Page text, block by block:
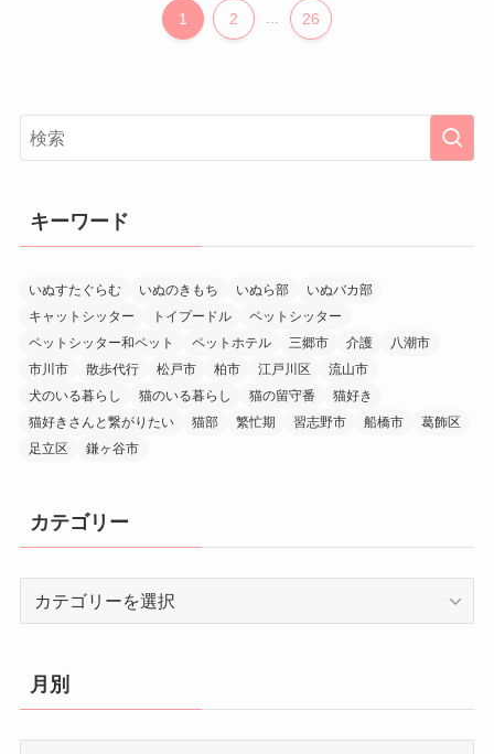
1 2 26
キーワード
いぬすたぐらむ いぬのきもち いぬら部
いぬバカ部
キャットシッター
トイプードル
ペットシッター
ペットシッター和ペット
ペットホテル 三郷市 介護
八潮市
市川市
散歩代行 松戸市 柏市 江戸川区
流山市
犬のいる暮らし
猫のいる暮らし 猫の留守番
猫好き
猫好きさんと繋がりたい
猫部 繁忙期 習志野市 船橋市
葛飾区
足立区
鎌ヶ谷市
カテゴリー
リ
ー
月別